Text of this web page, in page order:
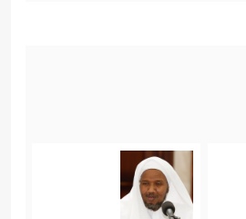
فِی ٱلسَّمَـٰوَ ٰ⁠تِ وَٱلۡأَرۡضِۚ إِنَّهُۥ
مِن الرسول الخاتم